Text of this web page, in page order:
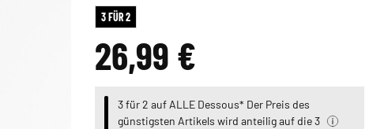
3 FÜR 2
26,99 €
3 für 2 auf ALLE Dessous* Der Preis des
günstigsten Artikels wird anteilig auf die 3